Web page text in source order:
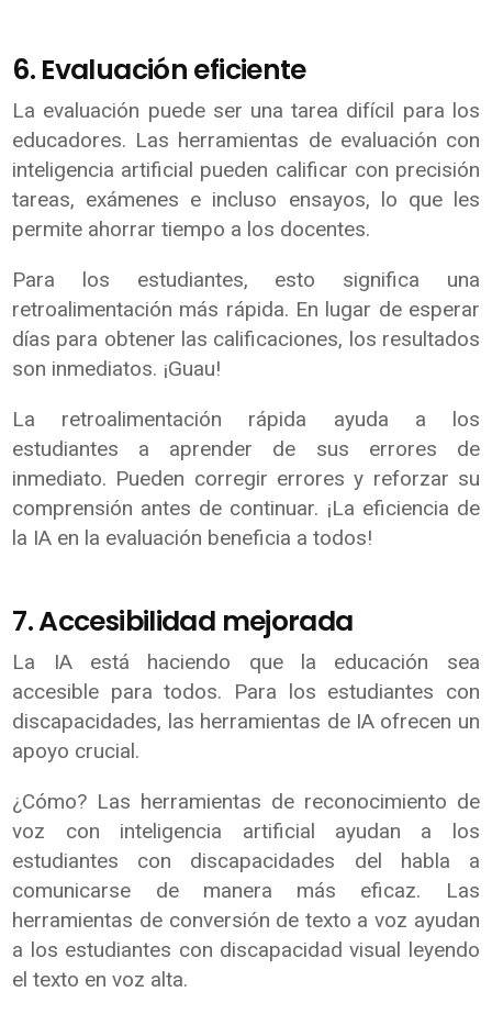
6. Evaluación eficiente
La evaluación puede ser una tarea difícil para los
educadores. Las herramientas de evaluación con
inteligencia artificial pueden calificar con precisión
tareas, exámenes e incluso ensayos, lo que les
permite ahorrar tiempo a los docentes.
Para los estudiantes, esto significa una
retroalimentación más rápida. En lugar de esperar
días para obtener las calificaciones, los resultados
son inmediatos. ¡Guau!
La retroalimentación rápida ayuda a los
estudiantes a aprender de sus errores de
inmediato. Pueden corregir errores y reforzar su
comprensión antes de continuar. ¡La eficiencia de
la IA en la evaluación beneficia a todos!
7. Accesibilidad mejorada
La IA está haciendo que la educación sea
accesible para todos. Para los estudiantes con
discapacidades, las herramientas de IA ofrecen un
apoyo crucial.
¿Cómo? Las herramientas de reconocimiento de
voz con inteligencia artificial ayudan a los
estudiantes con discapacidades del habla a
comunicarse de manera más eficaz. Las
herramientas de conversión de texto a voz ayudan
a los estudiantes con discapacidad visual leyendo
el texto en voz alta.